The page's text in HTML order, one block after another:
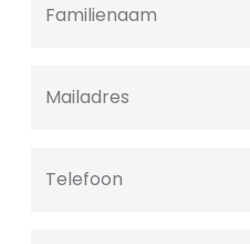
Familienaam
Mailadres
Telefoon